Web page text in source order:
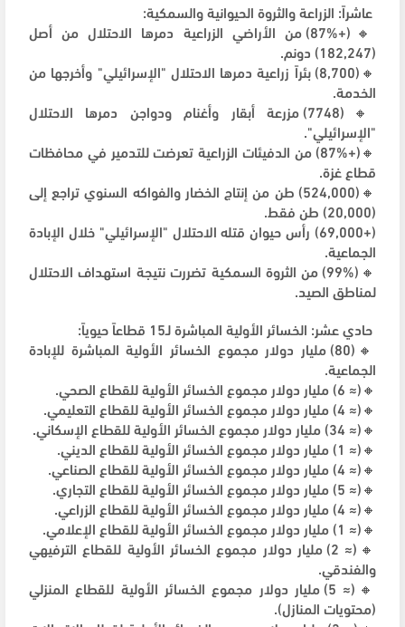
عاشراً: الزراعة والثروة الحيوانية والسمكية:
🔸(+87%) من الأراضي الزراعية دمرها الاحتلال من أصل
(182,247) دونم.
🔸(8,700) بئراً زراعية دمرها الاحتلال "الإسرائيلي" وأخرجها من
الخدمة.
🔸(7748) مزرعة أبقار وأغنام ودواجن دمرها الاحتلال
"الإسرائيلي".
🔸(+87%) من الدفيئات الزراعية تعرضت للتدمير في محافظات
قطاع غزة.
🔸(524,000) طن من إنتاج الخضار والفواكه السنوي تراجع إلى
(20,000) طن فقط.
(+69,000) رأس حيوان قتله الاحتلال "الإسرائيلي" خلال الإبادة
الجماعية.
🔸(99%) من الثروة السمكية تضررت نتيجة استهداف الاحتلال
لمناطق الصيد.
حادي عشر: الخسائر الأولية المباشرة لـ15 قطاعاً حيوياً:
🔸(80) مليار دولار مجموع الخسائر الأولية المباشرة للإبادة
الجماعية.
🔸(≈ 6) مليار دولار مجموع الخسائر الأولية للقطاع الصحي.
🔸(≈ 4) مليار دولار مجموع الخسائر الأولية للقطاع التعليمي.
🔸(≈ 34) مليار دولار مجموع الخسائر الأولية للقطاع الإسكاني.
🔸(≈ 1) مليار دولار مجموع الخسائر الأولية للقطاع الديني.
🔸(≈ 4) مليار دولار مجموع الخسائر الأولية للقطاع الصناعي.
🔸(≈ 5) مليار دولار مجموع الخسائر الأولية للقطاع التجاري.
🔸(≈ 4) مليار دولار مجموع الخسائر الأولية للقطاع الزراعي.
🔸(≈ 1) مليار دولار مجموع الخسائر الأولية للقطاع الإعلامي.
🔸(≈ 2) مليار دولار مجموع الخسائر الأولية للقطاع الترفيهي
والفندقي.
🔸(≈ 5) مليار دولار مجموع الخسائر الأولية للقطاع المنزلي
(محتويات المنازل).